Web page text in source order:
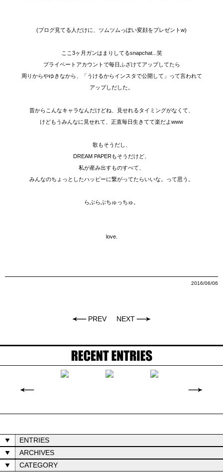
(ブログ見てる人だけに、ツムツムっぽい変顔をプレゼントw)
ここ3ヶ月ガンはまりしてるsnapchat...笑
プライベートアカウントで毎日ふざけてアップしてたら
周りからやゆきなから、「うけるからインスタで公開して」って言われて
アップしだした。
昔からこんなキャラなんだけどね、見せれるタイミングがなくて、
けどもうみんなに見せれて、正直毎日生きてて楽だよwww
歌もそうだし、
DREAM PAPERもそうだけど、
私が産み出すものすべて、
みんなのちょっとしたハッピーに繋がってたらいいな。って思う。
らぶらぶちゅっちゅ。
love.
2016/06/06
PREV NEXT
ENTRIES
ARCHIVES
CATEGORY